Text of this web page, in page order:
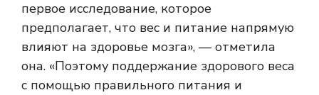
первое исследование, которое
предполагает, что вес и питание напрямую
влияют на здоровье мозга», — отметила
она. «Поэтому поддержание здорового веса
с помощью правильного питания и